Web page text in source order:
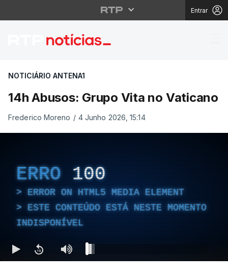
Entrar
14h Abusos: Grupo
NOTICIÁRIO ANTENA1
14h Abusos: Grupo Vita no Vaticano
Frederico Moreno / 4 Junho 2026, 15:14
ERRO 100
ERROR ON HTML5 MEDIA ELEMENT
ESTE CONTEÚDO ESTÁ NESTE MOMENTO
INDISPONÍVEL